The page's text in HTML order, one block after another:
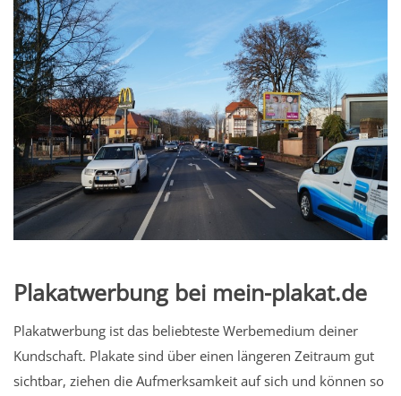
Plakatwerbung bei mein-plakat.de
Plakatwerbung ist das beliebteste Werbemedium deiner
Kundschaft. Plakate sind über einen längeren Zeitraum gut
sichtbar, ziehen die Aufmerksamkeit auf sich und können so